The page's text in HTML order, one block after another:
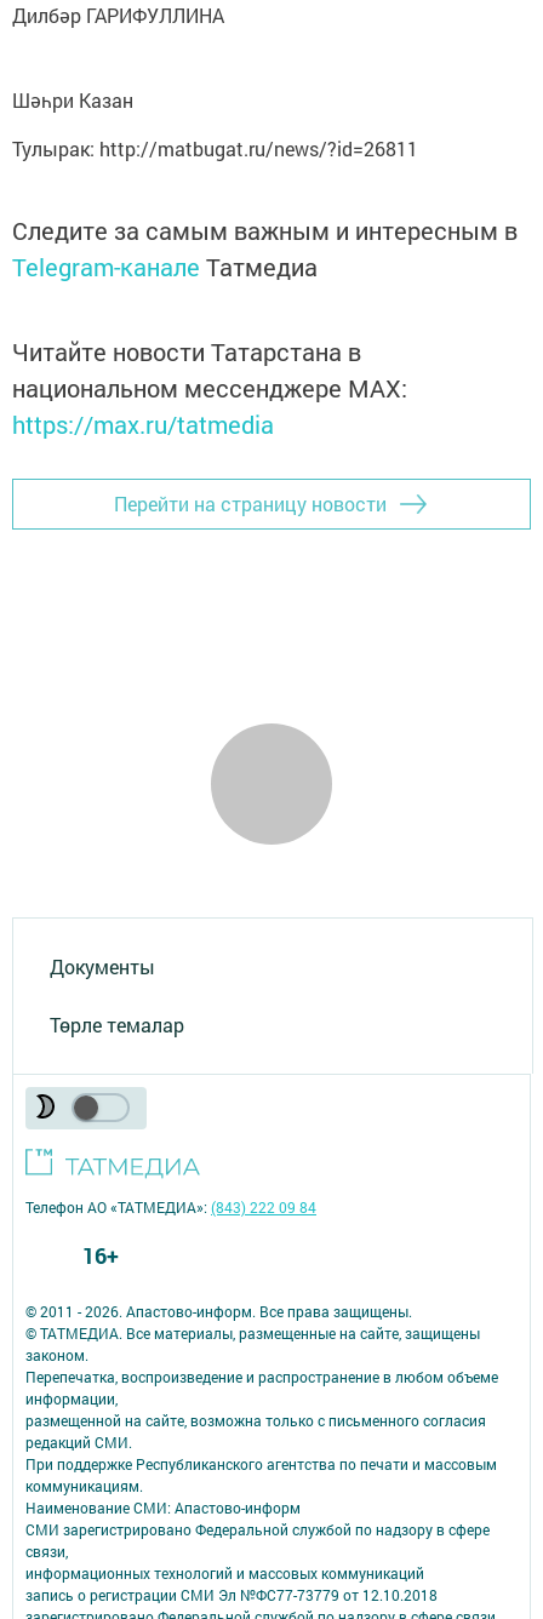
Дилбәр ГАРИФУЛЛИНА
Шәһри Казан
Тулырак: http://matbugat.ru/news/?id=26811
Следите за самым важным и интересным в
Telegram-канале Татмедиа
Читайте новости Татарстана в
национальном мессенджере MАХ:
https://max.ru/tatmedia
Перейти на страницу новости
Документы
Төрле темалар
© 2011 - 2026. Апастово-информ. Все права защищены.
© ТАТМЕДИА. Все материалы, размещенные на сайте, защищены
законом.
Перепечатка, воспроизведение и распространение в любом объеме
информации,
размещенной на сайте, возможна только с письменного согласия
редакций СМИ.
При поддержке Республиканского агентства по печати и массовым
коммуникациям.
Наименование СМИ: Апастово-информ
СМИ зарегистрировано Федеральной службой по надзору в сфере
связи,
информационных технологий и массовых коммуникаций
запись о регистрации СМИ Эл №ФС77-73779 от 12.10.2018
Телефон АО «ТАТМЕДИА»:(843) 222 09 84
16+